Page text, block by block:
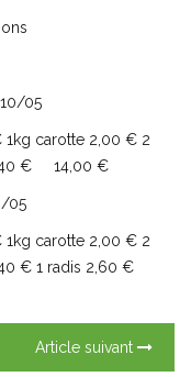
05
carotte 2,00 € 2
€ 14,00 €
05
carotte 2,00 € 2
€ 1 radis 2,60 €
Article suivant